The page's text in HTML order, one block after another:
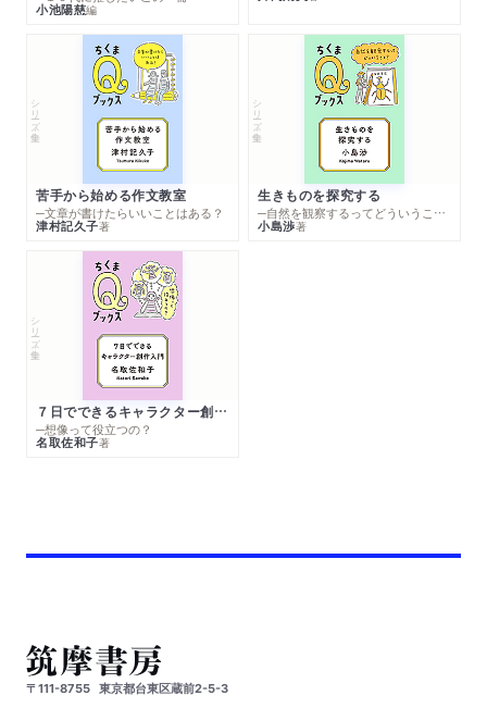
小池陽慈編
シリーズ・全集
苦手から始める作文教室
─文章が書けたらいいことはある？
津村記久子著
シリーズ・全集
生きものを探究する
─自然を観察するってどういうこと？
小島渉著
シリーズ・全集
７日でできるキャラクター創作入門
─想像って役立つの？
名取佐和子著
〒111-8755 東京都台東区蔵前2-5-3